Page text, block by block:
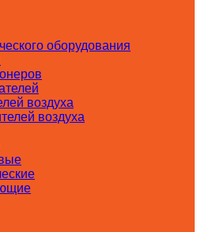
оборудования
воздуха
воздуха